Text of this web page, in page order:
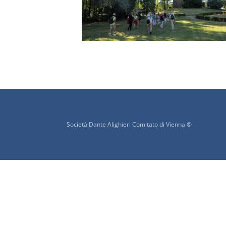
Società Dante Alighieri Comitato di Vienna ©